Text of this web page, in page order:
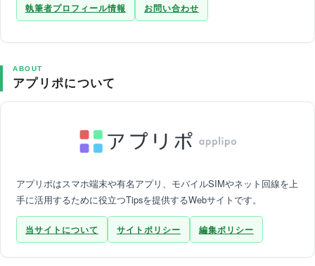
執筆者プロフィール情報 お問い合わせ
ABOUT
アプリポについて
アプリポはスマホ端末や有名アプリ、モバイルSIMやネット回線を上
手に活用するために役立つTipsを提供するWebサイトです。
当サイトについて サイトポリシー 編集ポリシー